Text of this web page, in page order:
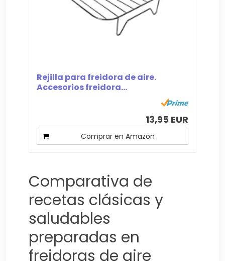
Rejilla para freidora de aire.
Accesorios freidora...
13,95 EUR
Comprar en Amazon
Comparativa de
recetas clásicas y
saludables
preparadas en
freidoras de aire